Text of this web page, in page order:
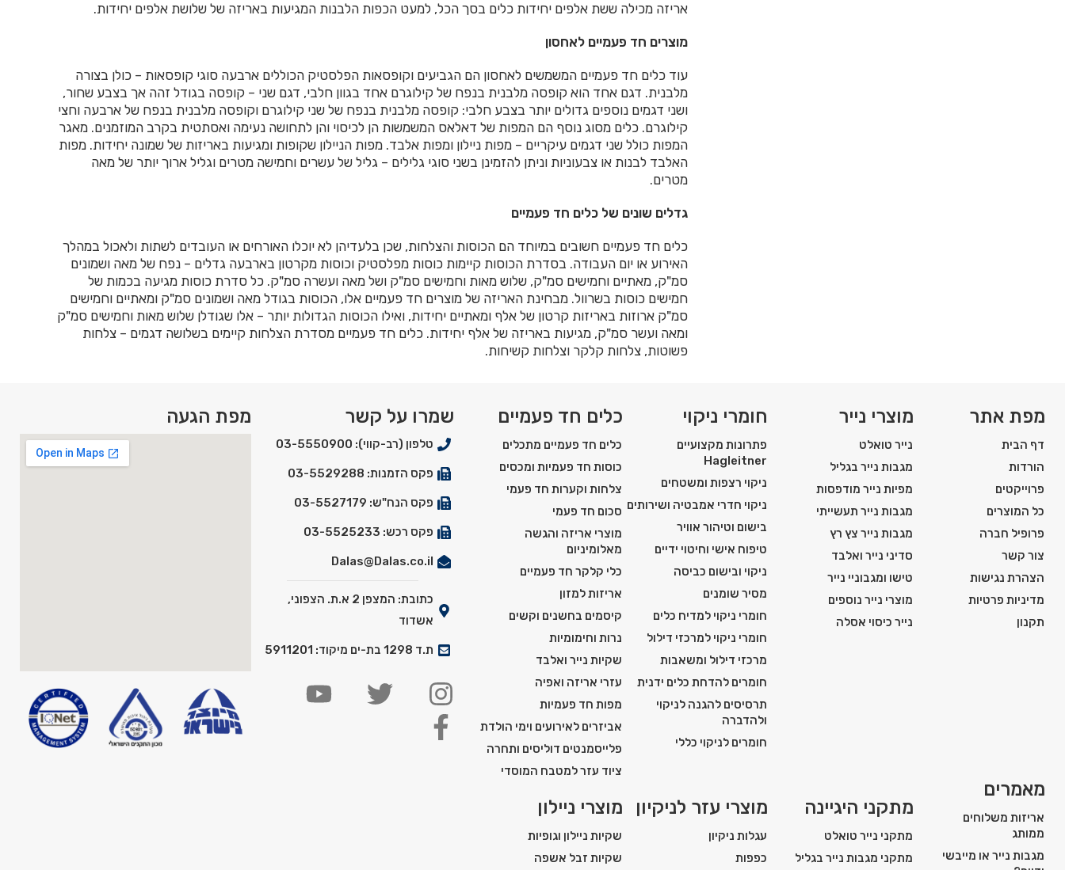
אריזה מכילה ששת אלפים יחידות כלים בסך הכל, למעט הכפות הלבנות המגיעות באריזה של שלושת אלפים יחידות.
מוצרים חד פעמיים לאחסון
עוד כלים חד פעמיים המשמשים לאחסון הם הגביעים וקופסאות הפלסטיק הכוללים ארבעה סוגי קופסאות – כולן בצורה
מלבנית. דגם אחד הוא קופסה מלבנית בנפח של קילוגרם אחד בגוון חלבי, דגם שני – קופסה בגודל זהה אך בצבע שחור,
ושני דגמים נוספים גדולים יותר בצבע חלבי: קופסה מלבנית בנפח של שני קילוגרם וקופסה מלבנית בנפח של ארבעה וחצי
קילוגרם. כלים מסוג נוסף הם המפות של דאלאס המשמשות הן לכיסוי והן לתחושה נעימה ואסתטית בקרב המוזמנים. מאגר
המפות כולל שני דגמים עיקריים – מפות ניילון ומפות אלבד. מפות הניילון שקופות ומגיעות באריזות של שמונה יחידות. מפות
האלבד לבנות או צבעוניות וניתן להזמינן בשני סוגי גלילים – גליל של עשרים וחמישה מטרים וגליל ארוך יותר של מאה
מטרים.
גדלים שונים של כלים חד פעמיים
כלים חד פעמיים חשובים במיוחד הם הכוסות והצלחות, שכן בלעדיהן לא יוכלו האורחים או העובדים לשתות ולאכול במהלך
האירוע או יום העבודה. בסדרת הכוסות קיימות כוסות מפלסטיק וכוסות מקרטון בארבעה גדלים – נפח של מאה ושמונים
סמ"ק, מאתיים וחמישים סמ"ק, שלוש מאות וחמישים סמ"ק ושל מאה ועשרה סמ"ק. כל סדרת כוסות מגיעה בכמות של
חמישים כוסות בשרוול. מבחינת האריזה של מוצרים חד פעמיים אלו, הכוסות בגודל מאה ושמונים סמ"ק ומאתיים וחמישים
סמ"ק ארוזות באריזות קרטון של אלף ומאתיים יחידות, ואילו הכוסות הגדולות יותר – אלו שגודלן שלוש מאות וחמישים סמ"ק
ומאה ועשר סמ"ק, מגיעות באריזה של אלף יחידות. כלים חד פעמיים מסדרת הצלחות קיימים בשלושה דגמים – צלחות
פשוטות, צלחות קלקר וצלחות קשיחות.
מפת אתר
דף הבית
הורדות
פרוייקטים
כל המוצרים
פרופיל חברה
צור קשר
הצהרת נגישות
מדיניות פרטיות
תקנון
מאמרים
אריזות משלוחים
ממותג
מגבות נייר או מייבשי
מוצרי נייר
נייר טואלט
מגבות נייר בגליל
מפיות נייר מודפסות
מגבות נייר תעשייתי
מגבות נייר צץ רץ
סדיני נייר ואלבד
טישו ומגבוניי נייר
מוצרי נייר נוספים
נייר כיסוי אסלה
חומרי ניקוי
פתרונות מקצועיים
Hagleitner
ניקוי רצפות ומשטחים
ניקוי חדרי אמבטיה ושירותים
בישום וטיהור אוויר
טיפוח אישי וחיטוי ידיים
ניקוי ובישום כביסה
מסיר שומנים
חומרי ניקוי למדיח כלים
חומרי ניקוי למרכזי דילול
מרכזי דילול ומשאבות
חומרים להדחת כלים ידנית
תרסיסים להגנה לניקוי
ולהדברה
חומרים לניקוי כללי
כלים חד פעמיים
כלים חד פעמיים מתכלים
כוסות חד פעמיות ומכסים
צלחות וקערות חד פעמי
סכום חד פעמי
מוצרי אריזה והגשה
מאלומיניום
כלי קלקר חד פעמיים
אריזות למזון
קיסמים בחשנים וקשים
נרות וחימומיות
שקיות נייר ואלבד
עזרי אריזה ואפיה
מפות חד פעמיות
אביזרים לאירועים וימי הולדת
פלייסמנטים דוליסים ותחרה
ציוד עזר למטבח המוסדי
מתקני היגיינה
מתקני נייר טואלט
מתקני מגבות נייר בגליל
מוצרי עזר לניקיון
עגלות ניקיון
כפפות
מוצרי ניילון
שקיות ניילון וגופיות
שקיות זבל אשפה
שמרו על קשר
טלפון (רב-קווי): 03-5550900
פקס הזמנות: 03-5529288
פקס הנח"ש: 03-5527179
פקס רכש: 03-5525233
Dalas@Dalas.co.il
כתובת: המצפן 2 א.ת. הצפוני,
אשדוד
ת.ד 1298 בת-ים מיקוד: 5911201
מפת הגעה